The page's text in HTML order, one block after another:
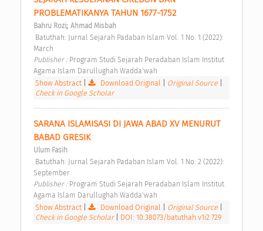
PROBLEMATIKANYA TAHUN 1677-1752
Bahru Rozi; Ahmad Misbah
March
Publisher : Program Studi Sejarah Peradaban Islam Institut
Agama Islam Darullughah Wadda'wah
Show Abstract| Download Original Original Source
Check in Google Scholar
SARANA ISLAMISASI DI JAWA ABAD XV MENURUT
BABAD GRESIK
Ulum Fasih
September
Publisher : Program Studi Sejarah Peradaban Islam Institut
Agama Islam Darullughah Wadda'wah
Show Abstract| Download Original Original Source
Check in Google Scholar
DOI: 10.38073/batuthah.v1i2.729